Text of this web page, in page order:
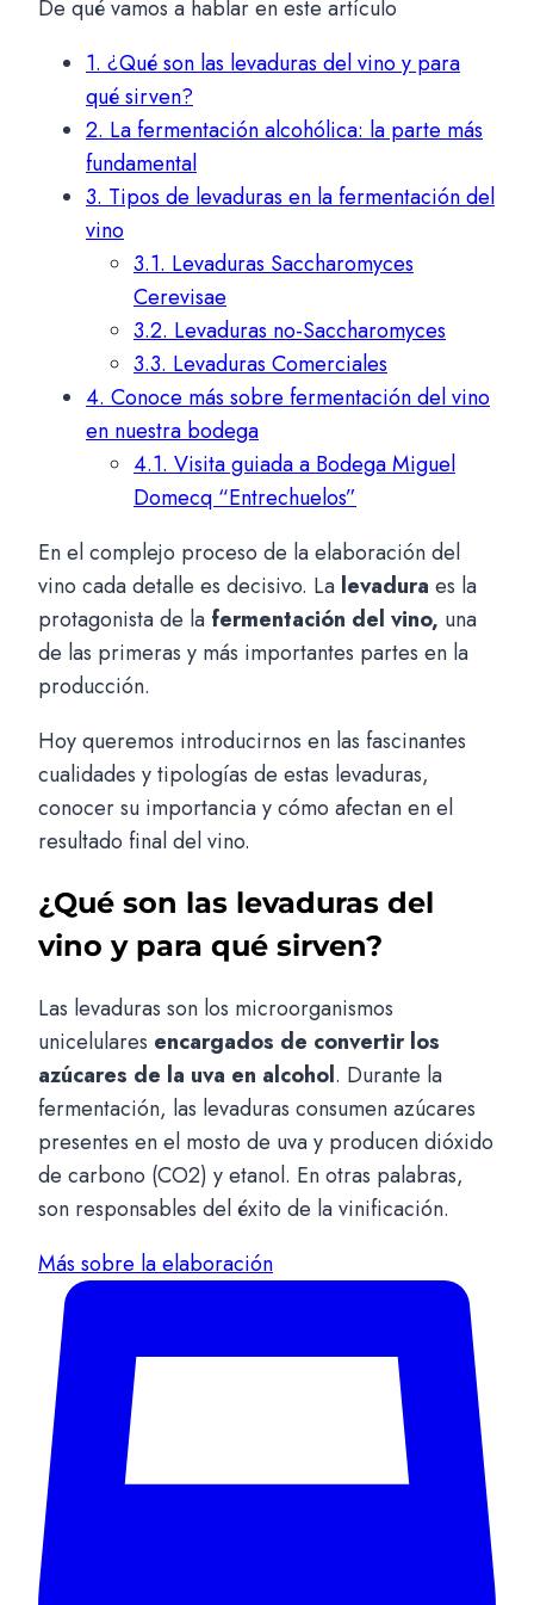
De qué vamos a hablar en este artículo
1.¿Qué son las levaduras del vino y para
qué sirven?
2.La fermentación alcohólica: la parte más
fundamental
3.Tipos de levaduras en la fermentación del
vino
3.1.Levaduras Saccharomyces
Cerevisae
3.2.Levaduras no-Saccharomyces
3.3.Levaduras Comerciales
4.Conoce más sobre fermentación del vino
en nuestra bodega
4.1.Visita guiada a Bodega Miguel
Domecq “Entrechuelos”
En el complejo proceso de la elaboración del
vino cada detalle es decisivo. La levadura es la
protagonista de la fermentación del vino, una
de las primeras y más importantes partes en la
producción.
Hoy queremos introducirnos en las fascinantes
cualidades y tipologías de estas levaduras,
conocer su importancia y cómo afectan en el
resultado final del vino.
¿Qué son las levaduras del
vino y para qué sirven?
Las levaduras son los microorganismos
unicelulares encargados de convertir los
azúcares de la uva en alcohol. Durante la
fermentación, las levaduras consumen azúcares
presentes en el mosto de uva y producen dióxido
de carbono (CO2) y etanol. En otras palabras,
son responsables del éxito de la vinificación.
Más sobre la elaboración